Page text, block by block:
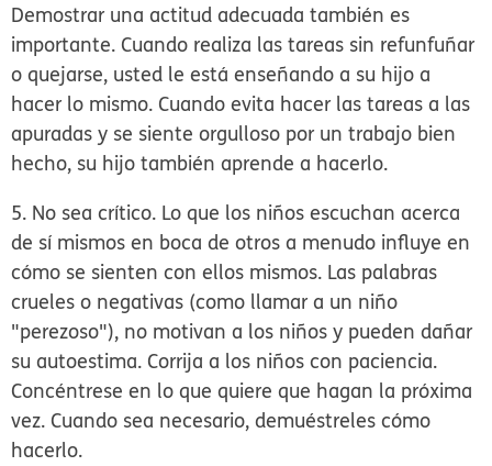
Demostrar una actitud adecuada también es
importante. Cuando realiza las tareas sin refunfuñar
o quejarse, usted le está enseñando a su hijo a
hacer lo mismo. Cuando evita hacer las tareas a las
apuradas y se siente orgulloso por un trabajo bien
hecho, su hijo también aprende a hacerlo.
5. No sea crítico. Lo que los niños escuchan acerca
de sí mismos en boca de otros a menudo influye en
cómo se sienten con ellos mismos. Las palabras
crueles o negativas (como llamar a un niño
"perezoso"), no motivan a los niños y pueden dañar
su autoestima. Corrija a los niños con paciencia.
Concéntrese en lo que quiere que hagan la próxima
vez. Cuando sea necesario, demuéstreles cómo
hacerlo.